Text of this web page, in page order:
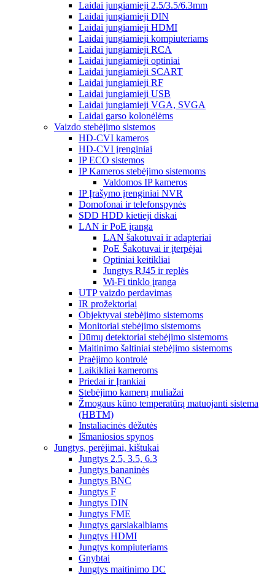
Laidai jungiamieji 2.5/3.5/6.3mm
Laidai jungiamieji DIN
Laidai jungiamieji HDMI
Laidai jungiamieji kompiuteriams
Laidai jungiamieji RCA
Laidai jungiamieji optiniai
Laidai jungiamieji SCART
Laidai jungiamieji RF
Laidai jungiamieji USB
Laidai jungiamieji VGA, SVGA
Laidai garso kolonėlėms
Vaizdo stebėjimo sistemos
HD-CVI kameros
HD-CVI įrenginiai
IP ECO sistemos
IP Kameros stebėjimo sistemoms
Valdomos IP kameros
IP Įrašymo įrenginiai NVR
Domofonai ir telefonspynės
SDD HDD kietieji diskai
LAN ir PoE įranga
LAN šakotuvai ir adapteriai
PoE Šakotuvai ir įterpėjai
Optiniai keitikliai
Jungtys RJ45 ir replės
Wi-Fi tinklo įranga
UTP vaizdo perdavimas
IR prožektoriai
Objektyvai stebėjimo sistemoms
Monitoriai stebėjimo sistemoms
Dūmų detektoriai stebėjimo sistemoms
Maitinimo šaltiniai stebėjimo sistemoms
Praėjimo kontrolė
Laikikliai kameroms
Priedai ir Įrankiai
Stebėjimo kamerų muliažai
Žmogaus kūno temperatūrą matuojanti sistema
(HBTM)
Instaliacinės dėžutės
Išmaniosios spynos
Jungtys, perėjimai, kištukai
Jungtys 2.5, 3.5, 6.3
Jungtys bananinės
Jungtys BNC
Jungtys F
Jungtys DIN
Jungtys FME
Jungtys garsiakalbiams
Jungtys HDMI
Jungtys kompiuteriams
Gnybtai
Jungtys maitinimo DC